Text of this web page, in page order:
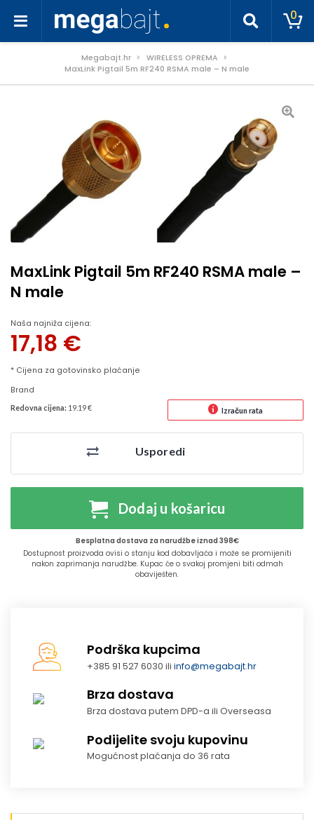
0
Megabajt.hr
WIRELESS OPREMA
MaxLink Pigtail 5m RF240 RSMA male – N male
MaxLink Pigtail 5m RF240 RSMA male –
N male
Naša najniža cijena:
17,18 €
* Cijena za gotovinsko plaćanje
Brand
Redovna cijena: 19.19 € Izračun rata
Usporedi
Dodaj u košaricu
Besplatna dostava za narudžbe iznad 398€
Dostupnost proizvoda ovisi o stanju kod dobavljača i može se promijeniti
nakon zaprimanja narudžbe. Kupac će o svakoj promjeni biti odmah
obaviješten.
Podrška kupcima
+385 91 527 6030 iliinfo@megabajt.hr
Brza dostava
Brza dostava putem DPD-a ili Overseasa
Podijelite svoju kupovinu
Mogućnost plaćanja do 36 rata